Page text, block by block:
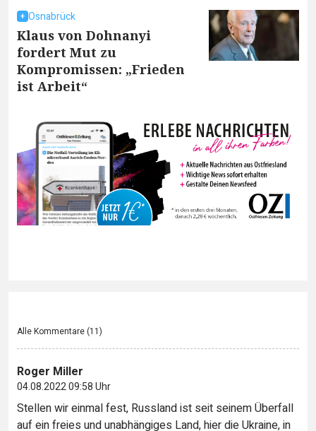
Osnabrück
Klaus von Dohnanyi
fordert Mut zu
Kompromissen: „Frieden
ist Arbeit“
Alle Kommentare (11)
Roger Miller
04.08.2022 09:58 Uhr
Stellen wir einmal fest, Russland ist seit seinem Überfall
auf ein freies und unabhängiges Land, hier die Ukraine, in